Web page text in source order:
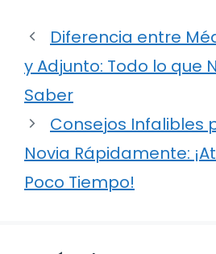
Diferencia entre
y Adjunto: Todo lo que
Saber
Consejos Infalibles
Novia Rápidamente:
Poco Tiempo!